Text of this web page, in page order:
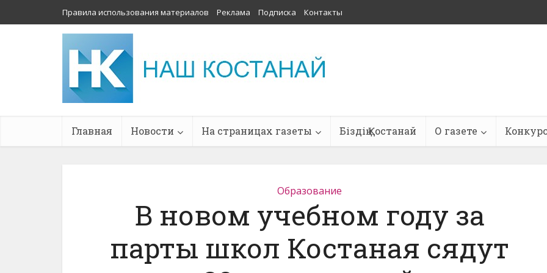
Правила использования материалов Реклама Подписка Контакты
Главная Новости На страницах газеты Біздің Қостанай О газете
Образование
В новом учебном году за
парты школ Костаная сядут